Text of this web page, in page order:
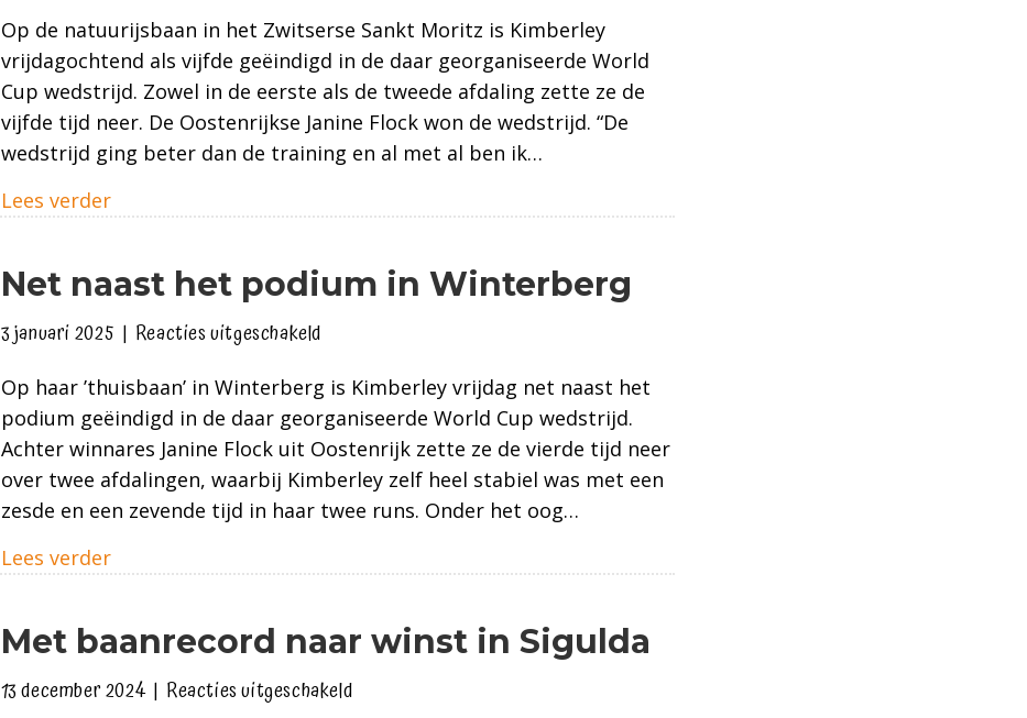
in
Sankt
Moritz
bij
de
Op de natuurijsbaan in het Zwitserse Sankt Moritz is Kimberley
vrijdagochtend als vijfde geëindigd in de daar georganiseerde World
Cup wedstrijd. Zowel in de eerste als de tweede afdaling zette ze de
vijfde tijd neer. De Oostenrijkse Janine Flock won de wedstrijd. “De
wedstrijd ging beter dan de training en al met al ben ik…
Lees verderabout Ook in Sankt Moritz bij de besten
Net naast het podium in Winterberg
3 januari 2025 | Reacties uitgeschakeldvoor
naast
het
podium
in
Winterberg
Op haar ’thuisbaan’ in Winterberg is Kimberley vrijdag net naast het
podium geëindigd in de daar georganiseerde World Cup wedstrijd.
Achter winnares Janine Flock uit Oostenrijk zette ze de vierde tijd neer
over twee afdalingen, waarbij Kimberley zelf heel stabiel was met een
zesde en een zevende tijd in haar twee runs. Onder het oog…
Lees verderabout Net naast het podium in Winterberg
Met baanrecord naar winst in Sigulda
13 december 2024 | Reacties uitgeschakeldvoor